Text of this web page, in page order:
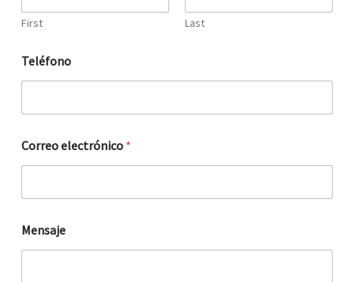
First Last
Teléfono
Correo electrónico *
Mensaje